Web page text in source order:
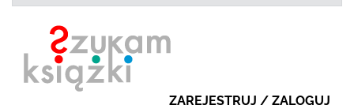
ZAREJESTRUJ / ZALOGUJ